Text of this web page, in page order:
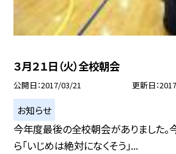
３月２１日（火）全校朝会
公開日 2017/03/21 更新日
お知らせ
今年度最後の全校朝会がありました。
ら「いじめは絶対になくそう」...